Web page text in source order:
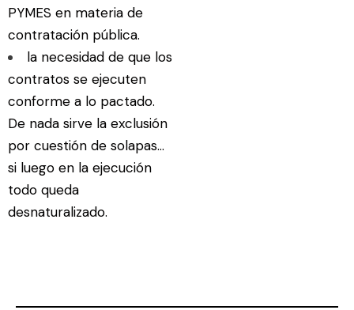
PYMES en materia de
contratación pública.
la necesidad de que los
contratos se ejecuten
conforme a lo pactado.
De nada sirve la exclusión
por cuestión de solapas…
si luego en la ejecución
todo queda
desnaturalizado.